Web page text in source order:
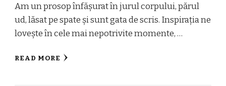
Am un prosop înfășurat în jurul corpului, părul
ud, lăsat pe spate și sunt gata de scris. Inspirația ne
lovește în cele mai nepotrivite momente, …
READ MORE